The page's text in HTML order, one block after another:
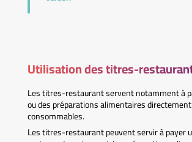
Utilisation des titres-
Les titres-restaurant servent notamment à
ou des préparations alimentaires directement
consommables.
Les titres-restaurant peuvent servir à payer